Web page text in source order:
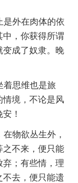
是外在肉体的依
，你获得所谓
变成了奴隶。晚
着思维也是旅
情境，不论是风
！
物欲丛生外，
之不来，便只能
；有些情，理
不去，便只能遗